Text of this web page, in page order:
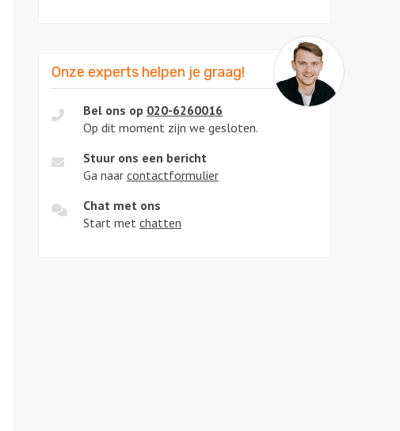
Onze experts helpen je graag!
Bel ons op 020-6260016
Op dit moment zijn we gesloten.
Stuur ons een bericht
Ga naar contactformulier
Chat met ons
Start met chatten